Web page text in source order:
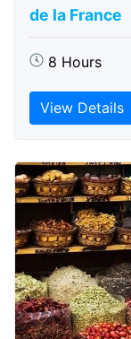
de la France
8 Hours
View Details